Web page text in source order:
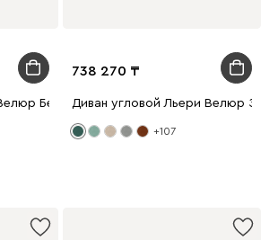
Бежевый
738 270
Диван угловой Льери Велюр
+107